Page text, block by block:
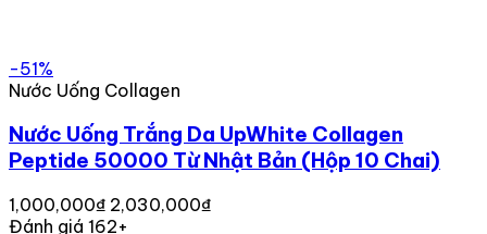
-51%
Nước Uống Collagen
Nước Uống Trắng Da UpWhite Collagen
Peptide 50000 Từ Nhật Bản (Hộp 10 Chai)
1,000,000₫ 2,030,000₫
Đánh giá 162+